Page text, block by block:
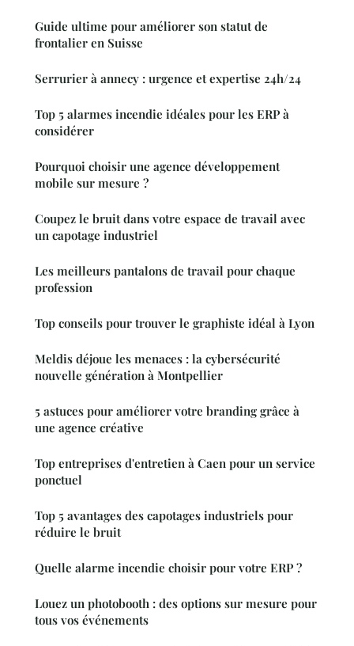
Guide ultime pour améliorer son statut de
frontalier en Suisse
Serrurier à annecy : urgence et expertise 24h/24
Top 5 alarmes incendie idéales pour les ERP à
considérer
Pourquoi choisir une agence développement
mobile sur mesure ?
Coupez le bruit dans votre espace de travail avec
un capotage industriel
Les meilleurs pantalons de travail pour chaque
profession
Top conseils pour trouver le graphiste idéal à Lyon
Meldis déjoue les menaces : la cybersécurité
nouvelle génération à Montpellier
5 astuces pour améliorer votre branding grâce à
une agence créative
Top entreprises d'entretien à Caen pour un service
ponctuel
Top 5 avantages des capotages industriels pour
réduire le bruit
Quelle alarme incendie choisir pour votre ERP ?
Louez un photobooth : des options sur mesure pour
tous vos événements